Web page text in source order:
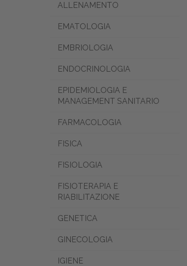
ALLENAMENTO
EMATOLOGIA
EMBRIOLOGIA
ENDOCRINOLOGIA
EPIDEMIOLOGIA E
MANAGEMENT SANITARIO
FARMACOLOGIA
FISICA
FISIOLOGIA
FISIOTERAPIA E
RIABILITAZIONE
GENETICA
GINECOLOGIA
IGIENE